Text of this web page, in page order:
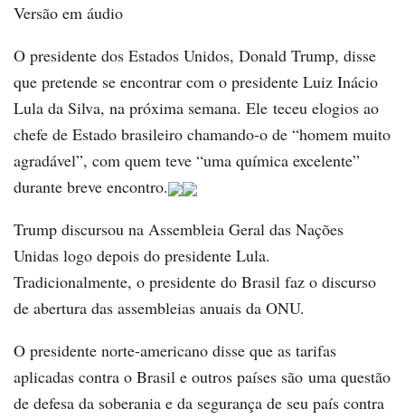
Versão em áudio
O presidente dos Estados Unidos, Donald Trump, disse
que pretende se encontrar com o presidente Luiz Inácio
Lula da Silva, na próxima semana. Ele teceu elogios ao
chefe de Estado brasileiro chamando-o de “homem muito
agradável”, com quem teve “uma química excelente”
durante breve encontro.
Trump discursou na Assembleia Geral das Nações
Unidas logo depois do presidente Lula.
Tradicionalmente, o presidente do Brasil faz o discurso
de abertura das assembleias anuais da ONU.
O presidente norte-americano disse que as tarifas
aplicadas contra o Brasil e outros países são uma questão
de defesa da soberania e da segurança de seu país contra